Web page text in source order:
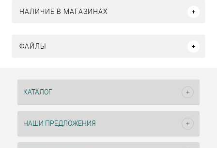
НАЛИЧИЕ В МАГАЗИНАХ
ФАЙЛЫ
КАТАЛОГ
НАШИ ПРЕДЛОЖЕНИЯ